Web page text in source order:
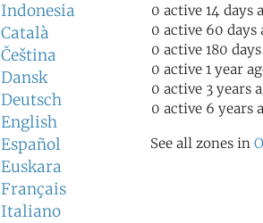
Indonesia
Català
Čeština
Dansk
Deutsch
English
Español
Euskara
Français
Italiano
0 active 14 days
0 active 60 days
0 active 180
0 active 1 year
0 active 3 years
0 active 6 years
See all zones in